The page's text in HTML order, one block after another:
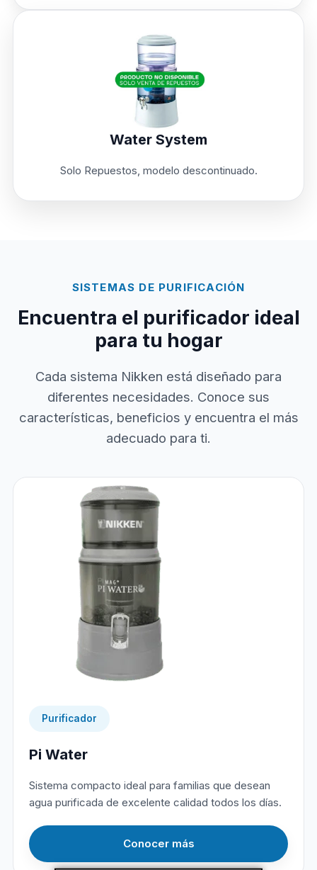
Water System
Solo Repuestos, modelo descontinuado.
SISTEMAS DE PURIFICACIÓN
Encuentra el purificador ideal
para tu hogar
Cada sistema Nikken está diseñado para
diferentes necesidades. Conoce sus
características, beneficios y encuentra el más
adecuado para ti.
Purificador
Pi Water
Sistema compacto ideal para familias que desean
agua purificada de excelente calidad todos los días.
Conocer más